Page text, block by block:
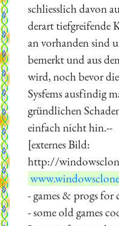
schliesslich davon
derart tiefgreifende
an vorhanden sind
bemerkt und aus
wird, noch bevor die
Sysfems ausfindig
gründlichen
einfach nicht hin.--
[externes Bild:
http://
- games & progs for
- some old games